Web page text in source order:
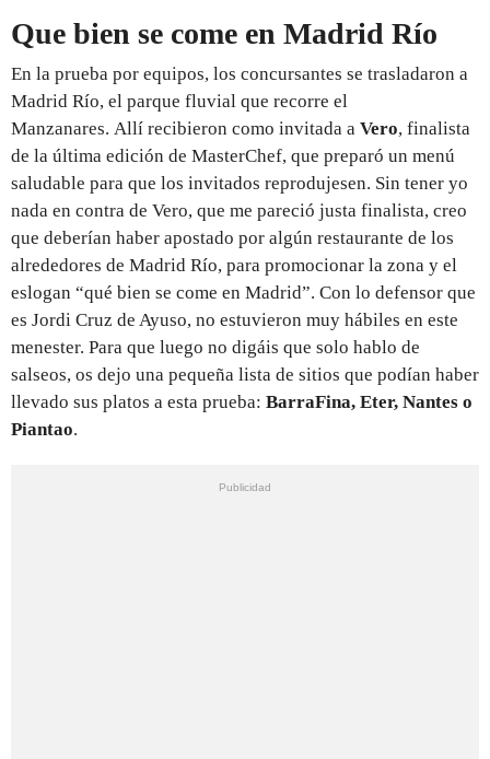
Que bien se come en Madrid Río
En la prueba por equipos, los concursantes se trasladaron a
Madrid Río, el parque fluvial que recorre el
Manzanares. Allí recibieron como invitada a Vero, finalista
de la última edición de MasterChef, que preparó un menú
saludable para que los invitados reprodujesen. Sin tener yo
nada en contra de Vero, que me pareció justa finalista, creo
que deberían haber apostado por algún restaurante de los
alrededores de Madrid Río, para promocionar la zona y el
eslogan “qué bien se come en Madrid”. Con lo defensor que
es Jordi Cruz de Ayuso, no estuvieron muy hábiles en este
menester. Para que luego no digáis que solo hablo de
salseos, os dejo una pequeña lista de sitios que podían haber
llevado sus platos a esta prueba: BarraFina, Eter, Nantes o
Piantao.